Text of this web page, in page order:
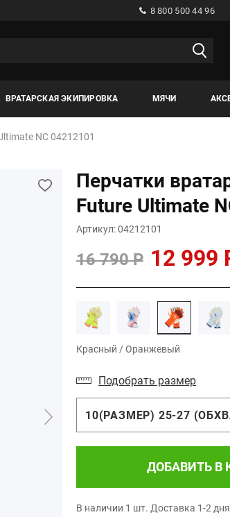
8 800 500 44 96
ВРАТАРСКАЯ ЭКИПИРОВКА МЯЧИ
NC 04212101
Перчатки
Future Ultimate
Артикул: 04212101
16 790 Р 12 999
Красный / Оранжевый
Подобрать размер
10(РАЗМЕР) 25-27
ДОБАВИТЬ В
В наличии 1 шт. Доставка 1-2